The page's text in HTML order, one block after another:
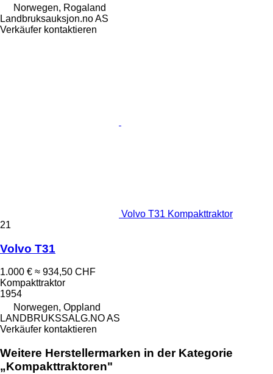
Norwegen, Rogaland
Landbruksauksjon.no AS
Verkäufer kontaktieren
Volvo T31 Kompakttraktor
21
Volvo T31
1.000 € ≈ 934,50 CHF
Kompakttraktor
1954
Norwegen, Oppland
LANDBRUKSSALG.NO AS
Verkäufer kontaktieren
Weitere Herstellermarken in der Kategorie
„Kompakttraktoren"